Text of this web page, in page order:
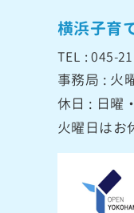
横浜子育
TEL : 045-
事務局 : 火
休日 : 日曜
火曜日はお